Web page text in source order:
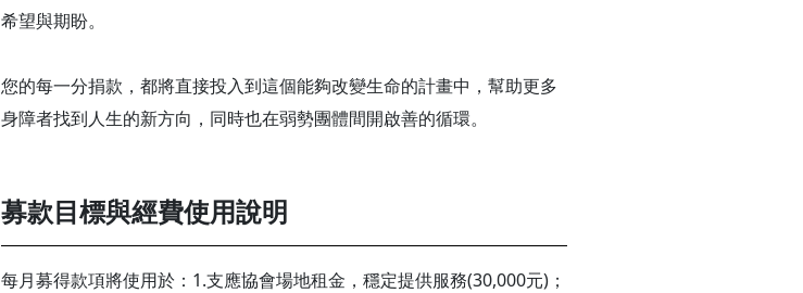
希望與期盼。
您的每一分捐款，都將直接投入到這個能夠改變生命的計畫中，幫助更多
身障者找到人生的新方向，同時也在弱勢團體間開啟善的循環。
募款目標與經費使用說明
每月募得款項將使用於：1.支應協會場地租金，穩定提供服務(30,000元)；